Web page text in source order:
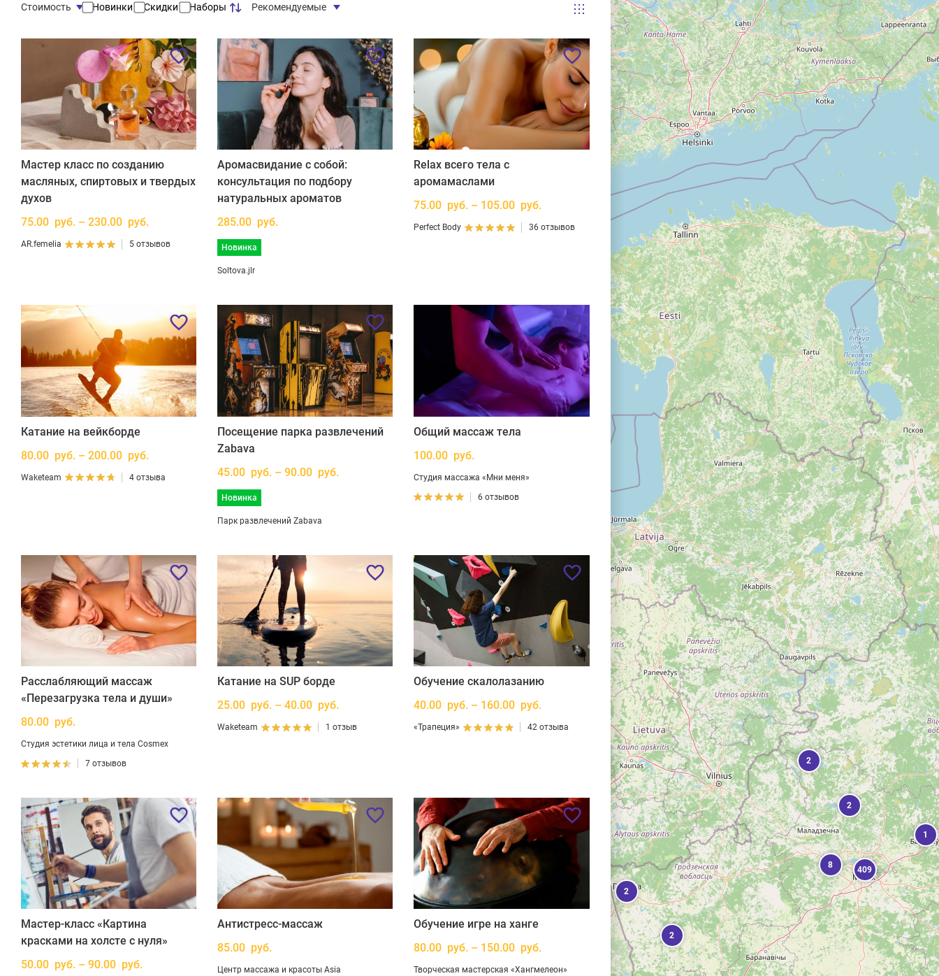
Стоимость Новинки Скидки Наборы Рекомендуемые
Мастер класс по созданию
масляных, спиртовых и твердых
духов
75.00 руб. – 230.00 руб.
AR.femelia 5 отзывов
Аромасвидание с собой:
консультация по подбору
натуральных ароматов
285.00 руб.
Новинка
Soltova.jlr
Relax всего тела с
аромамаслами
75.00 руб. – 105.00 руб.
Perfect Body 36 отзывов
Катание на вейкборде
80.00 руб. – 200.00 руб.
Waketeam 4 отзыва
Посещение парка развлечений
Zabava
45.00 руб. – 90.00 руб.
Новинка
Парк развлечений Zabava
Общий массаж тела
100.00 руб.
Студия массажа «Мни меня»
6 отзывов
Расслабляющий массаж
«Перезагрузка тела и души»
80.00 руб.
Студия эстетики лица и тела Cosmex
7 отзывов
Катание на SUP борде
25.00 руб. – 40.00 руб.
Waketeam 1 отзыв
Обучение скалолазанию
40.00 руб. – 160.00 руб.
«Трапеция» 42 отзыва
Мастер-класс «Картина
красками на холсте с нуля»
50.00 руб. – 90.00 руб.
Антистресс-массаж
85.00 руб.
Центр массажа и красоты Asia
Обучение игре на ханге
80.00 руб. – 150.00 руб.
Творческая мастерская «Хангмелеон»
2
2
2
2
8 409
1